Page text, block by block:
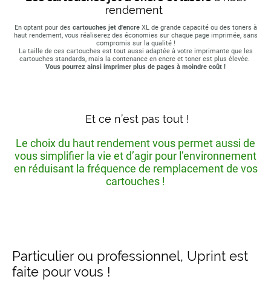
rendement
En optant pour des cartouches jet d'encreXL de grande capacité ou des toners à
haut rendement, vous réaliserez des économies sur chaque page imprimée, sans
compromis sur la qualité !
La taille de ces cartouches est tout aussi adaptée à votre imprimante que les
cartouches standards, mais la contenance en encre et toner est plus élevée.
Vous pourrez ainsi imprimer plus de pages à moindre coût !
Et ce n’est pas tout !
Le choix du haut rendement vous permet aussi de
vous simplifier la vie et d’agir pour l’environnement
en réduisant la fréquence de remplacement de vos
cartouches !
Particulier ou professionnel, Uprint est
faite pour vous !